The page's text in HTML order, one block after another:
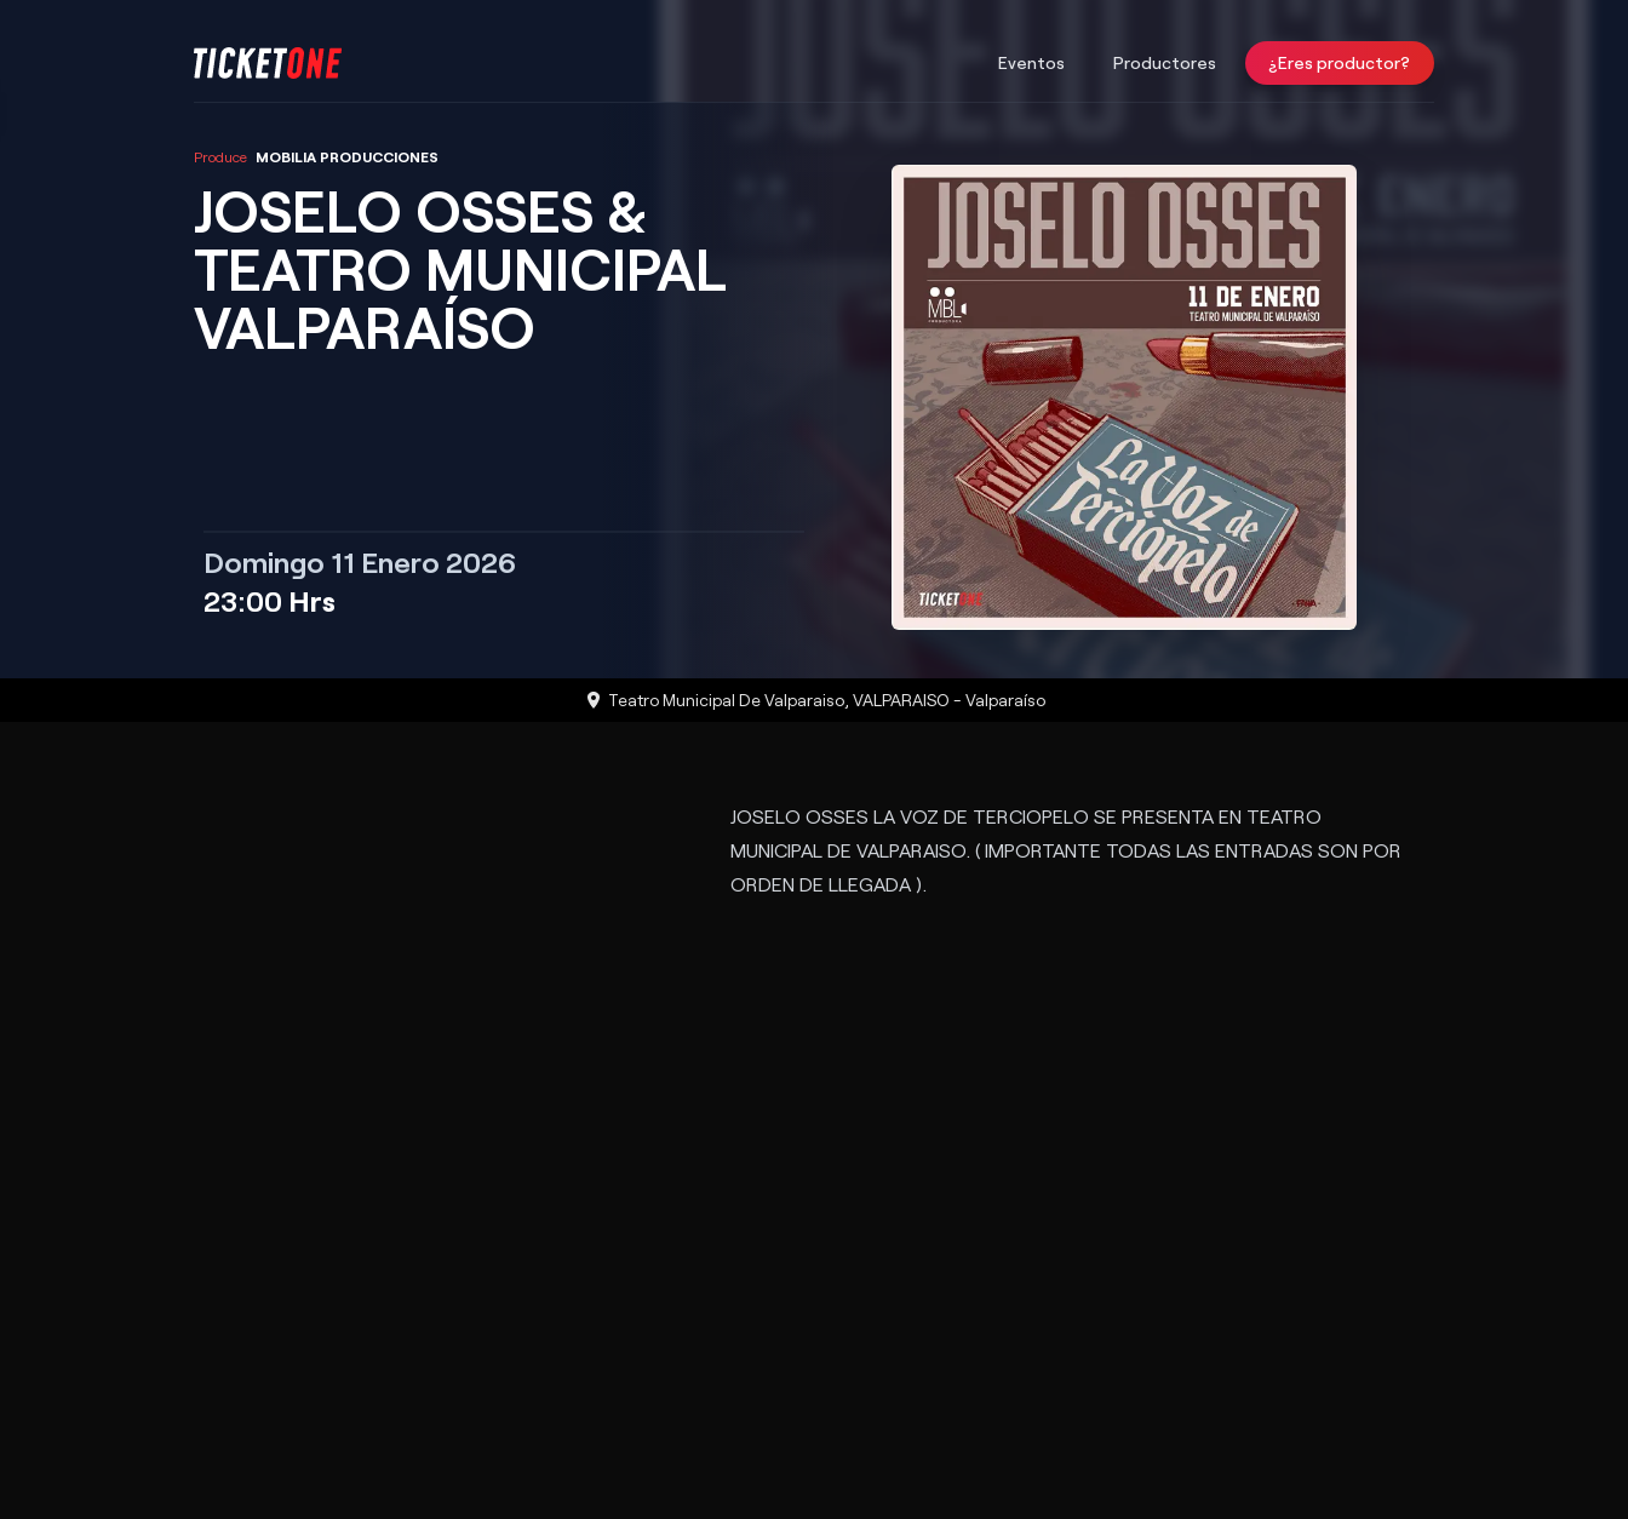
Eventos Productores ¿Eres productor?
Produce MOBILIA PRODUCCIONES
JOSELO OSSES &
TEATRO MUNICIPAL
VALPARAÍSO
Domingo 11 Enero 2026
23:00 Hrs
Teatro Municipal De Valparaiso, VALPARAISO - Valparaíso
JOSELO OSSES LA VOZ DE TERCIOPELO SE PRESENTA EN TEATRO
MUNICIPAL DE VALPARAISO. ( IMPORTANTE TODAS LAS ENTRADAS SON POR
ORDEN DE LLEGADA ).